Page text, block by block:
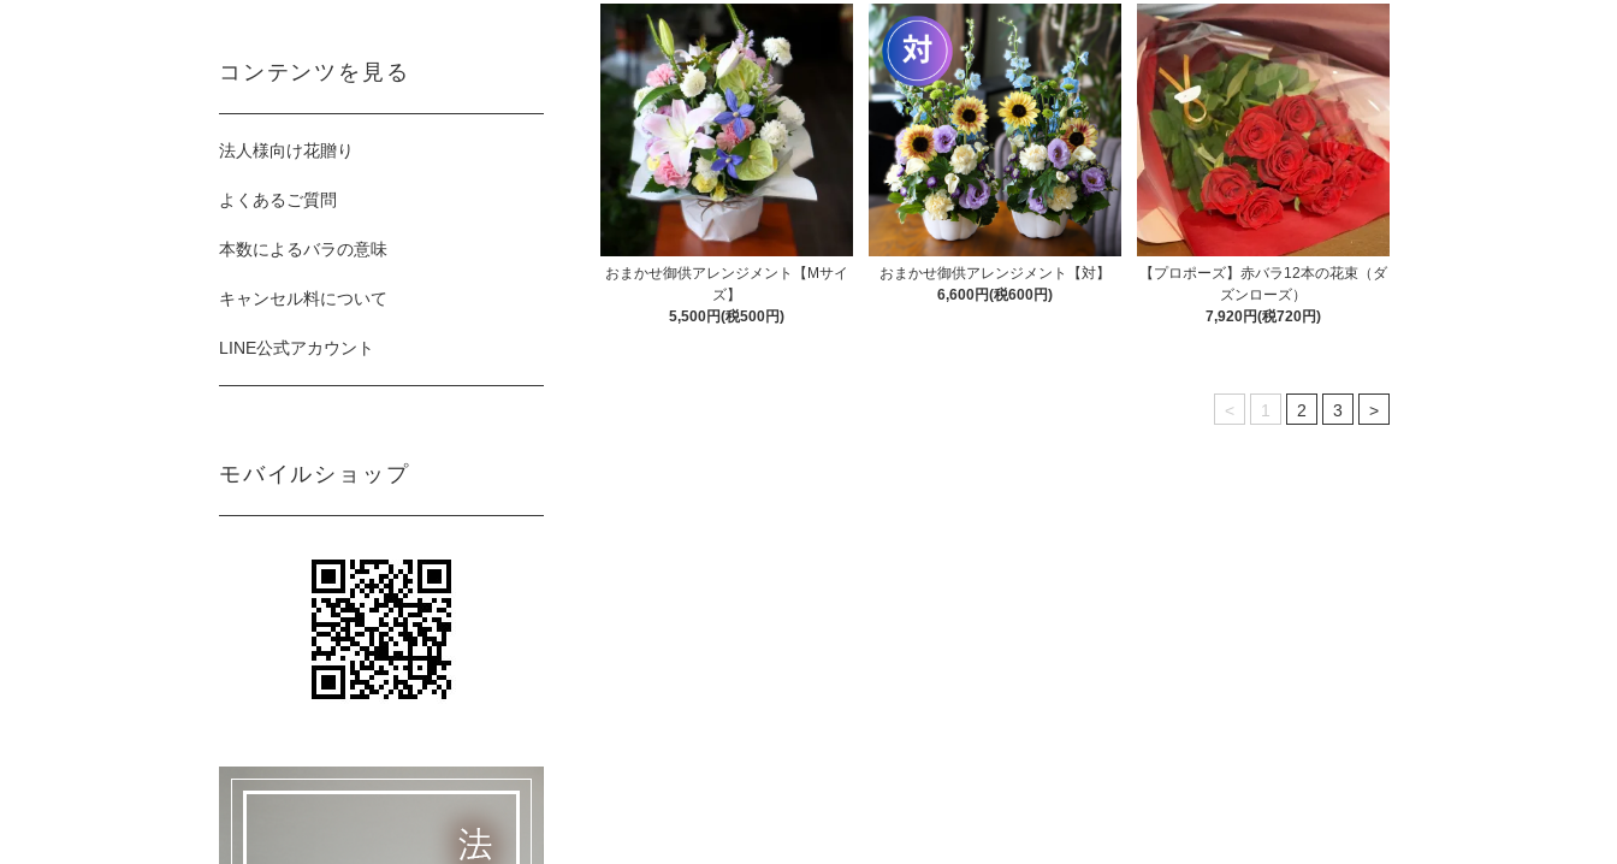
おまかせ御供アレンジメント【Mサイ
ズ】
5,500円(税500円)
おまかせ御供アレンジメント【対】
6,600円(税600円)
【プロポーズ】赤バラ12本の花束（ダ
ズンローズ）
7,920円(税720円)
< 1 2 3 >
コンテンツを見る
法人様向け花贈り
よくあるご質問
本数によるバラの意味
キャンセル料について
LINE公式アカウント
モバイルショップ